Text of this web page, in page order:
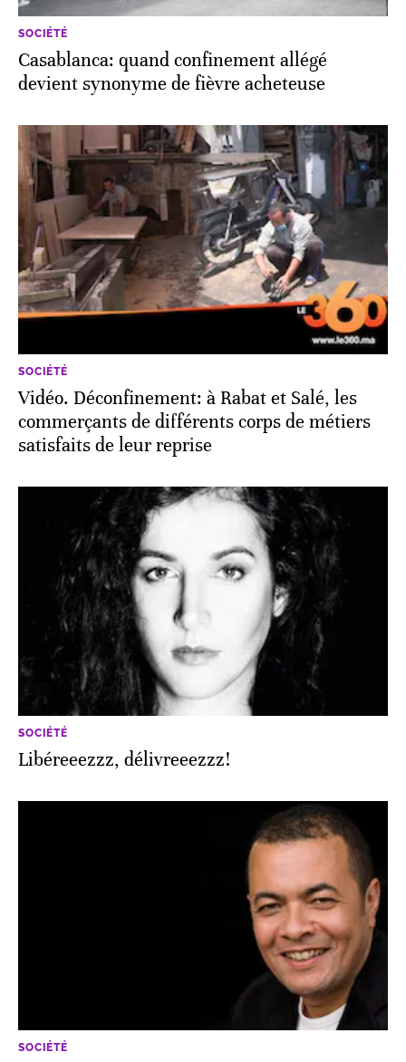
SOCIÉTÉ
Casablanca: quand confinement allégé
devient synonyme de fièvre acheteuse
SOCIÉTÉ
Vidéo. Déconfinement: à Rabat et Salé, les
commerçants de différents corps de métiers
satisfaits de leur reprise
SOCIÉTÉ
Libéreeezzz, délivreeezzz!
SOCIÉTÉ